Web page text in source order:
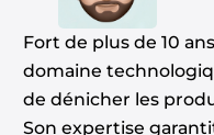
Fort de plus de 10
domaine
de dénicher les
Son expertise